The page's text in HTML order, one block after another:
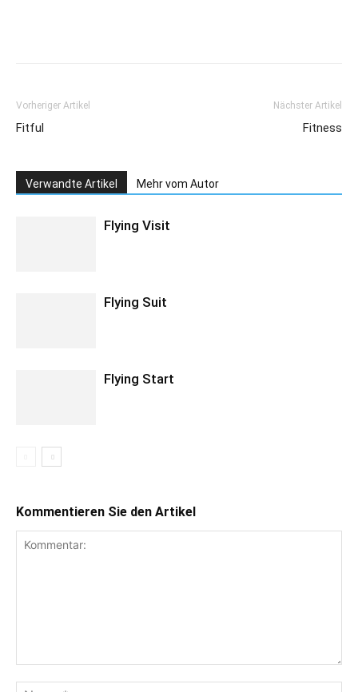
Vorheriger Artikel
Fitful
Nächster Artikel
Fitness
Verwandte Artikel Mehr vom Autor
Flying Visit
Flying Suit
Flying Start
Kommentieren Sie den Artikel